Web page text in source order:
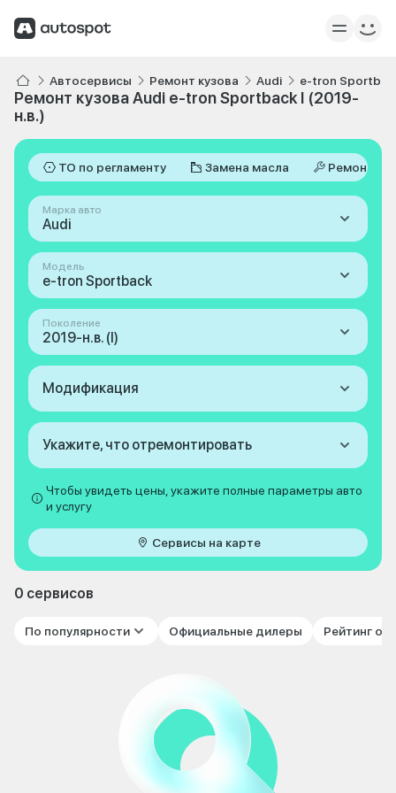
Автосервисы Ремонт кузова Audi e-tron
Ремонт кузова Audi e-tron Sportback I (2019-
н.в.)
ТО по регламенту Замена масла Ремонт
Марка авто
Audi
Модель
e-tron Sportback
Поколение
2019-н.в. (I)
Модификация
Укажите, что отремонтировать
Чтобы увидеть цены, укажите полные параметры авто
и услугу
Сервисы на карте
0 сервисов
По популярности Официальные дилеры Рейтинг